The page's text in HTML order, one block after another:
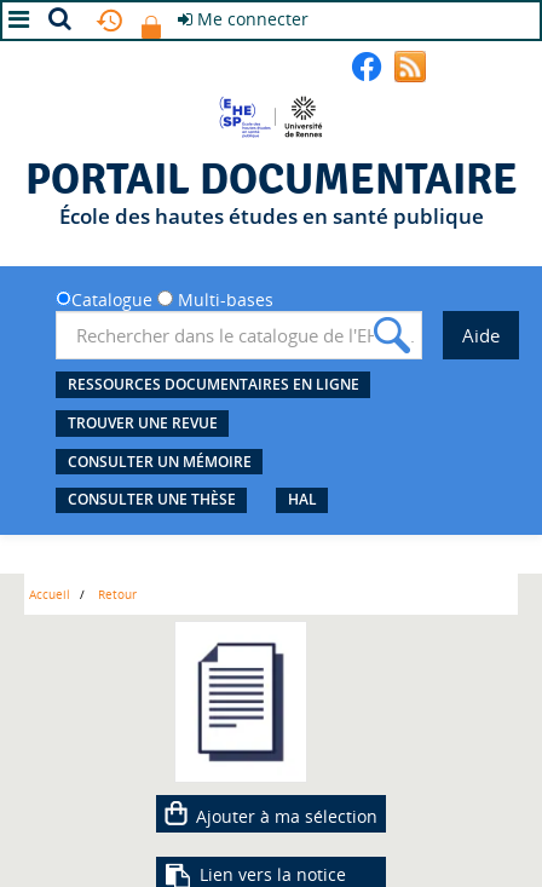
Me connecter
PORTAIL DOCUMENTAIRE
École des hautes études en santé publique
Catalogue Multi-bases
RESSOURCES DOCUMENTAIRES EN LIGNE
TROUVER UNE REVUE
CONSULTER UN MÉMOIRE
CONSULTER UNE THÈSE
HAL
Accueil Retour
Ajouter à ma sélection
Lien vers la notice